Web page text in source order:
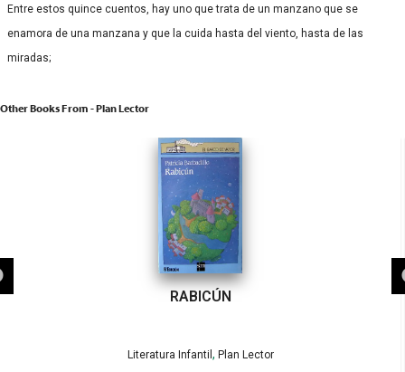
Entre estos quince cuentos, hay uno que trata de un manzano que se
enamora de una manzana y que la cuida hasta del viento, hasta de las
miradas;
Other Books From - Plan Lector
RABICÚN
Literatura Infantil , Plan Lector